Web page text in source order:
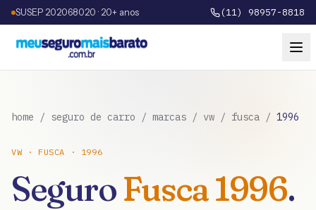
SUSEP 202068020 · 20+ anos (11) 98957-8818
home / seguro de carro / marcas / vw / fusca / 1996
VW ·FUSCA · 1996
SeguroFusca1996.